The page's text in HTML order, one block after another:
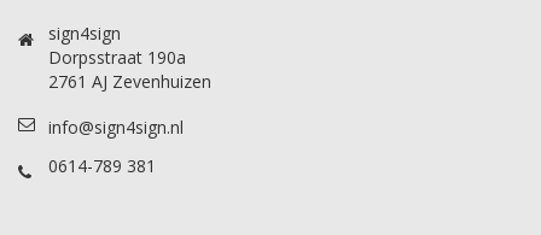
sign4sign
Dorpsstraat 190a
2761 AJ Zevenhuizen
info@sign4sign.nl
0614-789 381